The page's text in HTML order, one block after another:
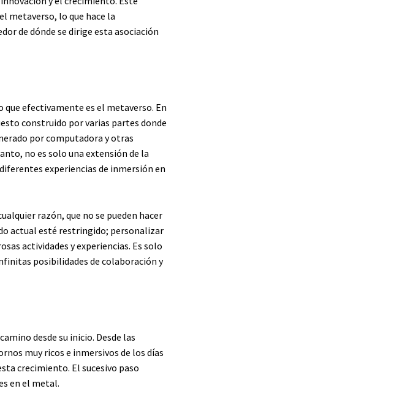
metaverso, lo que hace la
de dónde se dirige esta asociación
efectivamente es el metaverso. En
construido por varias partes donde
por computadora y otras
no es solo una extensión de la
experiencias de inmersión en
razón, que no se pueden hacer
actual esté restringido; personalizar
actividades y experiencias. Es solo
posibilidades de colaboración y
desde su inicio. Desde las
muy ricos e inmersivos de los días
crecimiento. El sucesivo paso
en el metal.